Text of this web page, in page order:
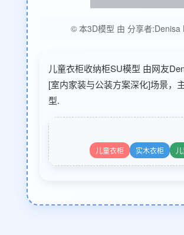
© 本3D模型 由 分享者:Denisa
儿童衣柜收纳柜SU模型 由网友
[室内家装与公装方案深化]场景，
型.
儿童衣柜 实木衣柜